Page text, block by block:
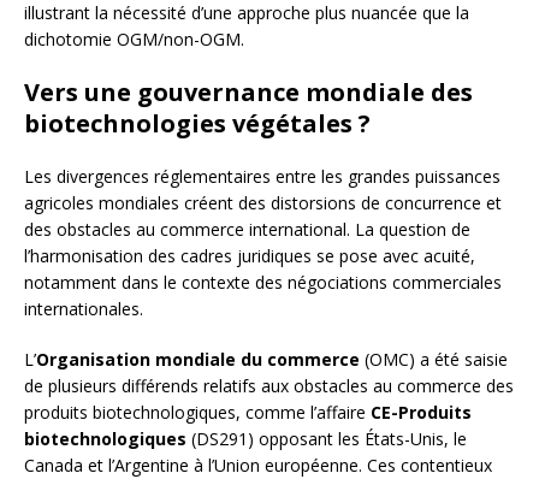
illustrant la nécessité d’une approche plus nuancée que la
dichotomie OGM/non-OGM.
Vers une gouvernance mondiale des
biotechnologies végétales ?
Les divergences réglementaires entre les grandes puissances
agricoles mondiales créent des distorsions de concurrence et
des obstacles au commerce international. La question de
l’harmonisation des cadres juridiques se pose avec acuité,
notamment dans le contexte des négociations commerciales
internationales.
L’Organisation mondiale du commerce (OMC) a été saisie
de plusieurs différends relatifs aux obstacles au commerce des
produits biotechnologiques, comme l’affaire CE-Produits
biotechnologiques (DS291) opposant les États-Unis, le
Canada et l’Argentine à l’Union européenne. Ces contentieux